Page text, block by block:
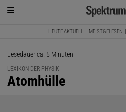
HEUTE AKTUELL MEISTGELESEN
Lesedauer ca. 5 Minuten
LEXIKON DER PHYSIK
:
Atomhülle